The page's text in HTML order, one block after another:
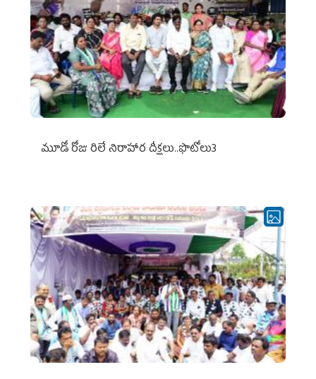
మూడో రోజు రిలే నిరాహార దీక్షలు..ఫొటోలు3